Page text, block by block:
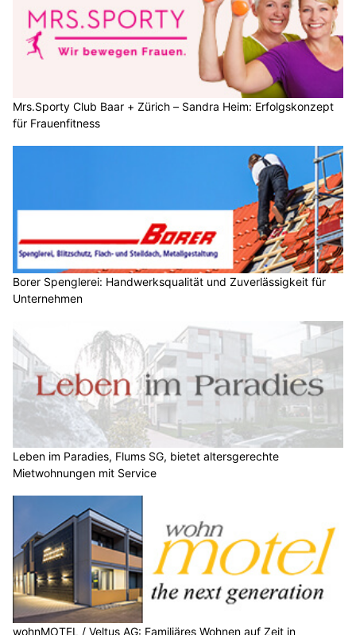
Mrs.Sporty Club Baar + Zürich – Sandra Heim: Erfolgskonzept
für Frauenfitness
Borer Spenglerei: Handwerksqualität und Zuverlässigkeit für
Unternehmen
Leben im Paradies, Flums SG, bietet altersgerechte
Mietwohnungen mit Service
wohnMOTEL / Veltus AG: Familiäres Wohnen auf Zeit in